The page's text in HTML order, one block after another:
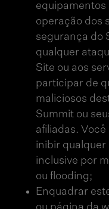
equipamentos
operação dos
segurança do
qualquer
Site ou aos
participar de
maliciosos
Summit ou
afiliadas.
inibir qualquer
inclusive por
ou flooding;
Enquadrar